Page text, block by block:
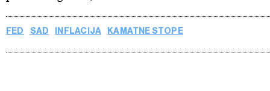
FED SAD INFLACIJA KAMATNE STOPE